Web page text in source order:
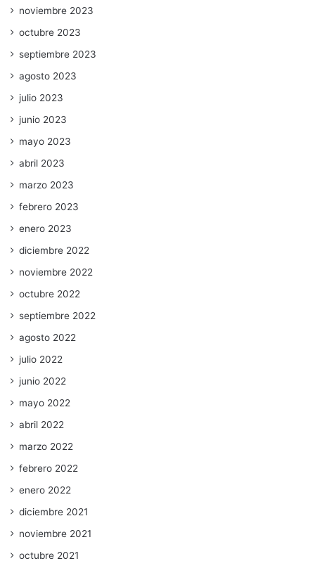
noviembre 2023
octubre 2023
septiembre 2023
agosto 2023
julio 2023
junio 2023
mayo 2023
abril 2023
marzo 2023
febrero 2023
enero 2023
diciembre 2022
noviembre 2022
octubre 2022
septiembre 2022
agosto 2022
julio 2022
junio 2022
mayo 2022
abril 2022
marzo 2022
febrero 2022
enero 2022
diciembre 2021
noviembre 2021
octubre 2021